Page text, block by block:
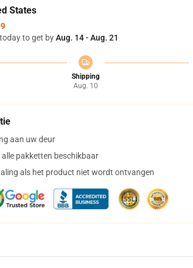
States
to get byAug. 14 - Aug. 21
Shipping
Aug. 10
aan uw deur
pakketten beschikbaar
als het product niet wordt ontvangen